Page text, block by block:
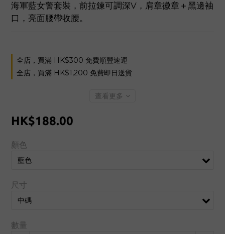
海軍藍女警套裝，前拉鍊可調深V，肩章徽章＋黑邊袖
口，亮面腰帶收腰。
全店，買滿 HK$300 免費順豐速運
全店，買滿 HK$1,200 免費即日送貨
查看更多
HK$188.00
顏色
尺寸
數量